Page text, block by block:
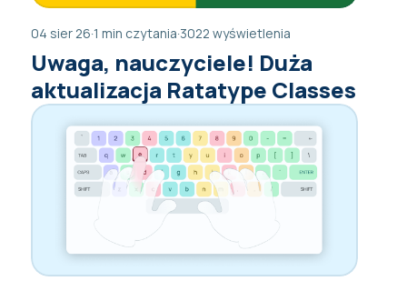
04 sier 26·1 min czytania·3022 wyświetlenia
Uwaga, nauczyciele! Duża
aktualizacja Ratatype Classes